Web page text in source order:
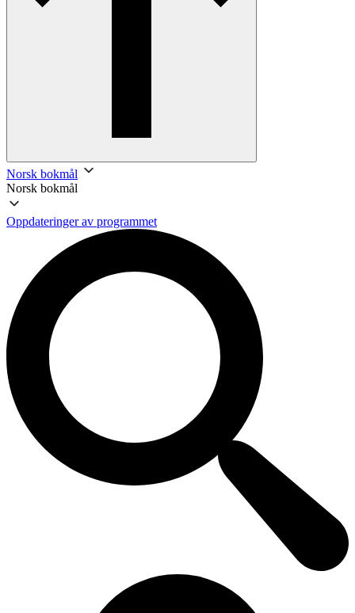
Norsk bokmål
Norsk bokmål
Oppdateringer av programmet